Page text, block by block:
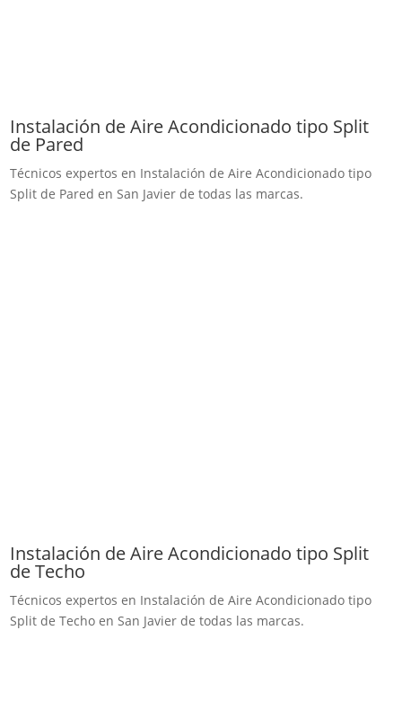
Instalación de Aire Acondicionado tipo Split
de Pared
Técnicos expertos en Instalación de Aire Acondicionado tipo
Split de Pared en San Javier de todas las marcas.
Instalación de Aire Acondicionado tipo Split
de Techo
Técnicos expertos en Instalación de Aire Acondicionado tipo
Split de Techo en San Javier de todas las marcas.